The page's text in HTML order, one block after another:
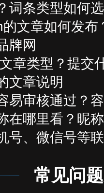
词条类型如何
文章如何发
牌网
章类型？提交
文章说明
易审核通过？
在哪里看？昵
号、微信号等
常见问题